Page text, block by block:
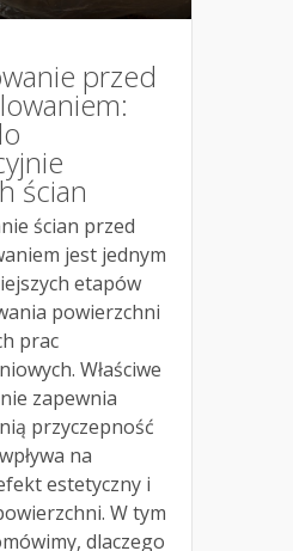
przed
ścian
ścian przed
jest jednym
etapów
powierzchni
prac
Właściwe
zapewnia
przyczepność
na
estetyczny i
W tym
dlaczego